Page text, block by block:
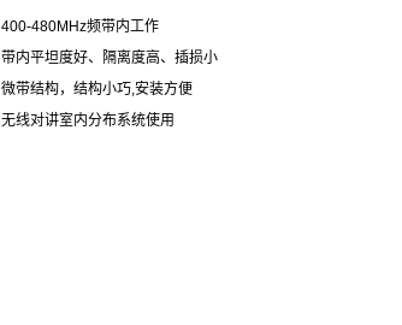
400-480MHz频带内工作
带内平坦度好、隔离度高、插损小
微带结构，结构小巧,安装方便
无线对讲室内分布系统使用